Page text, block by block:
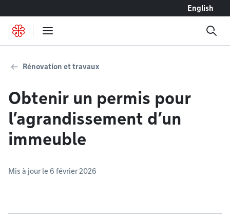
English
Rénovation et travaux
Obtenir un permis pour
l’agrandissement d’un
immeuble
Mis à jour le 6 février 2026